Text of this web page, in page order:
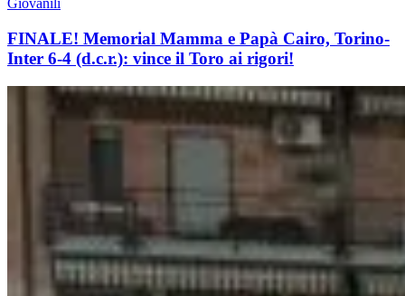
Giovanili
FINALE! Memorial Mamma e Papà Cairo, Torino-
Inter 6-4 (d.c.r.): vince il Toro ai rigori!